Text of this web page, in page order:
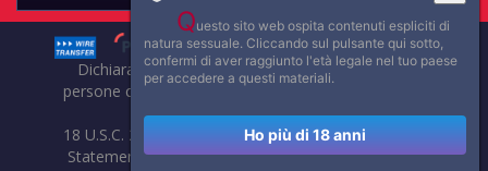
Dichiarazione di non responsabilità: tutti i membri e le
persone che compaiono su questo sito hanno almeno 18
anni.
18 U.S.C. 2257 Record-Keeping Requirements Compliance
Statement. Affaritaliani, prima di pubblicare foto, video o
Questo sito web ospita contenuti espliciti di
natura sessuale. Cliccando sul pulsante qui sotto,
confermi di aver raggiunto l'età legale nel tuo paese
per accedere a questi materiali.
Ho più di 18 anni